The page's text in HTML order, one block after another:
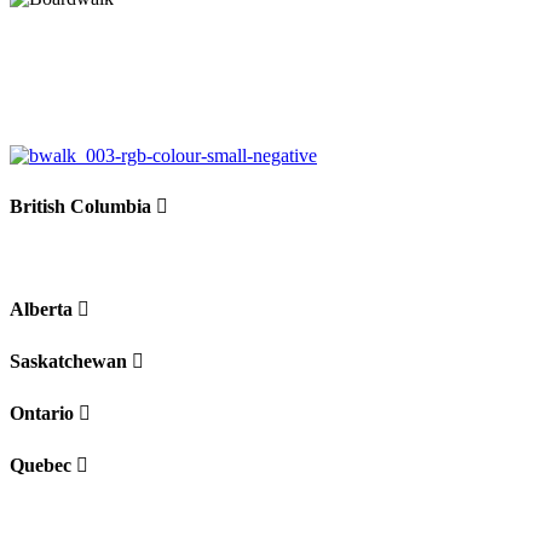
British Columbia
Alberta
Saskatchewan
Ontario
Quebec